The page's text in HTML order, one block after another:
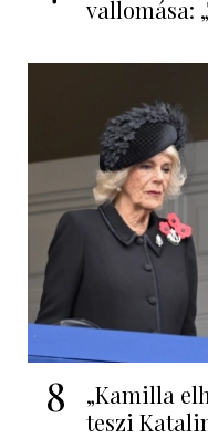
vallomása:
8
„Kamilla
teszi